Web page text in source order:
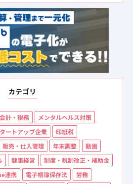
カテゴリ
会計・税務
メンタルヘルス対策
ートアップ企業
印紙税
販売・仕入管理 年末調整
動画
健康経営
制度・税制改正・補助金
連携 電子帳簿保存法
労務